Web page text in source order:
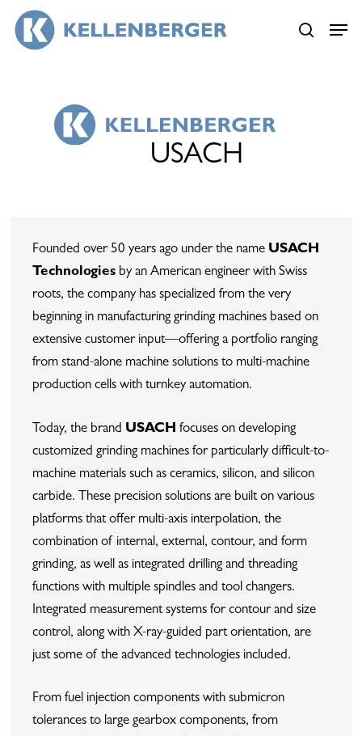
search
Menu
USACH
Founded over 50 years ago under the name USACH
Technologies by an American engineer with Swiss
roots, the company has specialized from the very
beginning in manufacturing grinding machines based on
extensive customer input—offering a portfolio ranging
from stand-alone machine solutions to multi-machine
production cells with turnkey automation.
Today, the brand USACH focuses on developing
customized grinding machines for particularly difficult-to-
machine materials such as ceramics, silicon, and silicon
carbide. These precision solutions are built on various
platforms that offer multi-axis interpolation, the
combination of internal, external, contour, and form
grinding, as well as integrated drilling and threading
functions with multiple spindles and tool changers.
Integrated measurement systems for contour and size
control, along with X-ray-guided part orientation, are
just some of the advanced technologies included.
From fuel injection components with submicron
tolerances to large gearbox components, from